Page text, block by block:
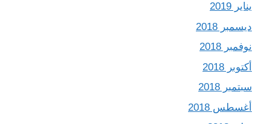
يناير 2019
ديسمبر 2018
نوفمبر 2018
أكتوبر 2018
سبتمبر 2018
أغسطس 2018